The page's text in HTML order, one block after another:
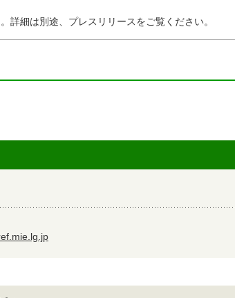
細は別途、プレスリリースをご覧ください。